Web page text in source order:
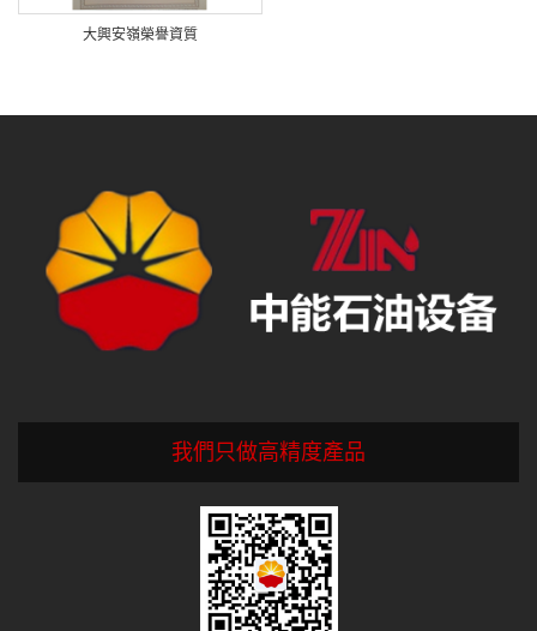
大興安嶺榮譽資質
我們只做高精度產品